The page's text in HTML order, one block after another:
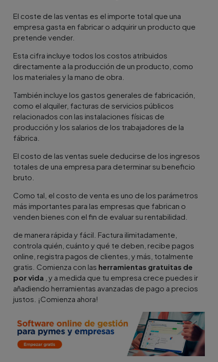
El coste de las ventas es el importe total que una
empresa gasta en fabricar o adquirir un producto que
pretende vender.
Esta cifra incluye todos los costos atribuidos
directamente a la producción de un producto, como
los materiales y la mano de obra.
También incluye los gastos generales de fabricación,
como el alquiler, facturas de servicios públicos
relacionados con las instalaciones físicas de
producción y los salarios de los trabajadores de la
fábrica.
El costo de las ventas suele deducirse de los ingresos
totales de una empresa para determinar su beneficio
bruto.
Como tal, el costo de venta es uno de los parámetros
más importantes para las empresas que fabrican o
venden bienes con el fin de evaluar su rentabilidad.
de manera rápida y fácil. Factura ilimitadamente,
controla quién, cuánto y qué te deben, recibe pagos
online, registra pagos de clientes, y más, totalmente
gratis. Comienza con las herramientas gratuitas de
por vida , y a medida que tu empresa crece puedes ir
añadiendo herramientas avanzadas de pago a precios
justos. ¡Comienza ahora!